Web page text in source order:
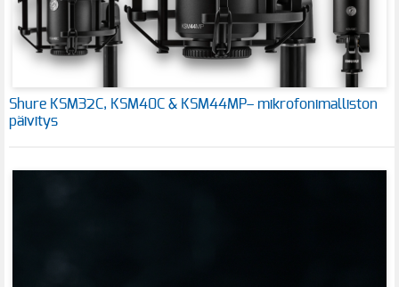
Shure KSM32C, KSM40C & KSM44MP– mikrofonimalliston
päivitys